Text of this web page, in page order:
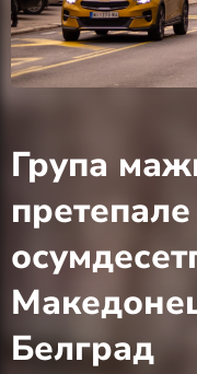
Група
претепале
Белград